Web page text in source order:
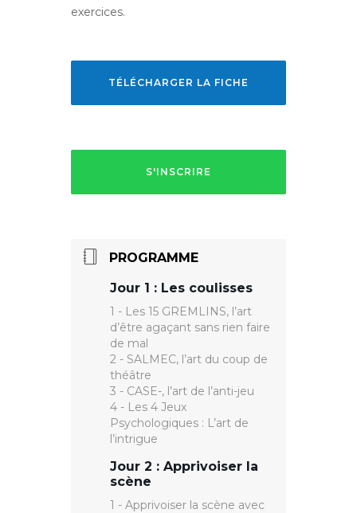
exercices.
TÉLÉCHARGER LA FICHE
S'INSCRIRE
PROGRAMME
Jour 1 : Les coulisses
1 - Les 15 GREMLINS, l’art
d’être agaçant sans rien faire
de mal
2 - SALMEC, l’art du coup de
théâtre
3 - CASE-, l’art de l’anti-jeu
4 - Les 4 Jeux
Psychologiques : L’art de
l’intrigue
Jour 2 : Apprivoiser la
scène
1 - Apprivoiser la scène avec